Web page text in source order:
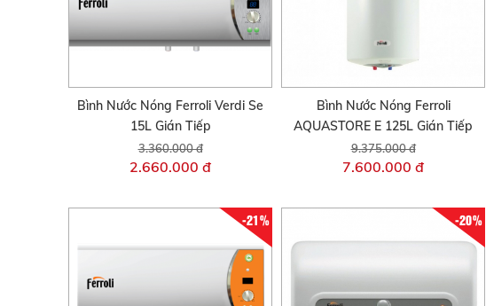
Bình Nước Nóng Ferroli Verdi Se
15L Gián Tiếp
3.360.000 đ
2.660.000 đ
Bình Nước Nóng Ferroli
AQUASTORE E 125L Gián Tiếp
9.375.000 đ
7.600.000 đ
-21% -20%